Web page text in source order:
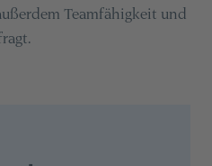
Teamfähigkeit und